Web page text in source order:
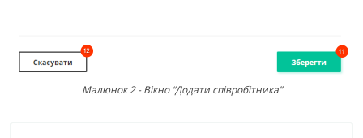
Малюнок 2 - Вікно “Додати співробітника”